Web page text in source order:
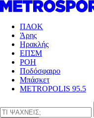
ΠΑΟΚ
Άρης
Ηρακλής
ΕΠΣΜ
ΡΟΗ
Ποδόσφαιρο
Μπάσκετ
METROPOLIS 95.5